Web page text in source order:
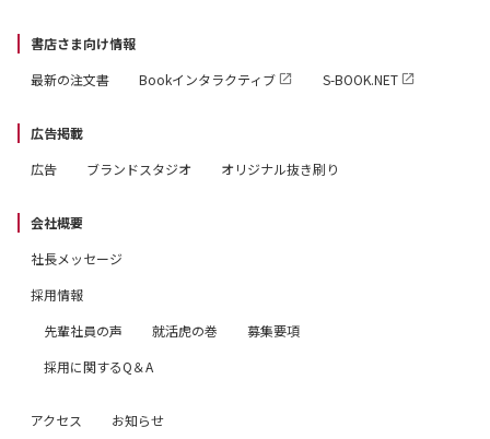
書店さま向け情報
最新の注文書
Bookインタラクティブ S-BOOK.NET
広告掲載
広告
ブランドスタジオ オリジナル抜き刷り
会社概要
社長メッセージ
採用情報
先輩社員の声
就活虎の巻
募集要項
採用に関するQ＆A
アクセス お知らせ